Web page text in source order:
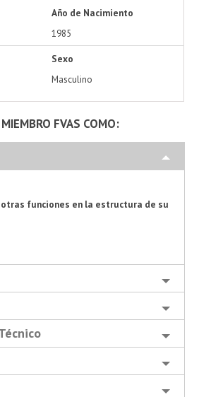
Año de Nacimiento
1985
Sexo
Masculino
FVAS COMO:
otras funciones en la estructura de su